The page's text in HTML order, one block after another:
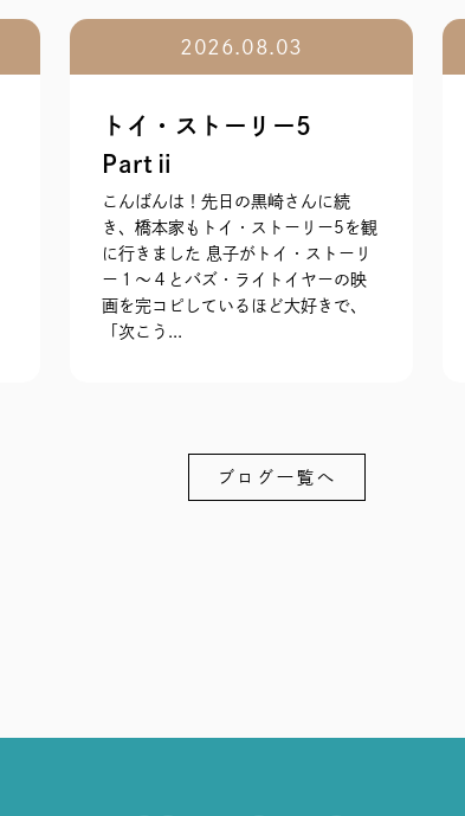
2026.08.03
トイ・ストーリー5
Partⅱ
こんばんは！先日の黒崎さんに続
き、橋本家もトイ・ストーリー5を観
に行きました 息子がトイ・ストーリ
ー１〜４とバズ・ライトイヤーの映
画を完コピしているほど大好きで、
「次こう...
ブログ一覧へ